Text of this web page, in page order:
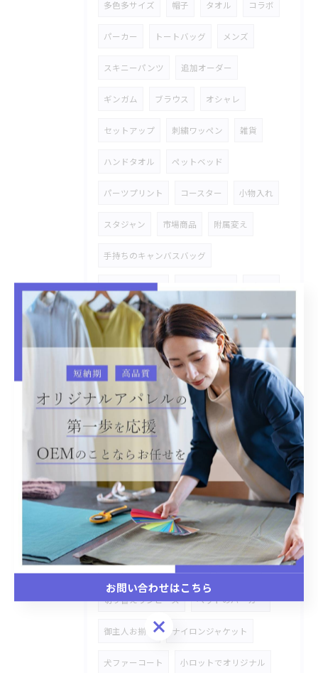
多色多サイズ 帽子 タオル コラボ
パーカー トートバッグ メンズ
スキニーパンツ 追加オーダー
ギンガム ブラウス オシャレ
セットアップ 刺繍ワッペン 雑貨
ハンドタオル ペットベッド
パーツプリント コースター 小物入れ
スタジャン 市場商品 附属変え
手持ちのキャンバスバッグ
オリジナル商品
加工物 シャツ オリジナルOEM
レース ステッチワーク 雑貨商品
ハトロン紙 ストレッチデニム
デニムセットアップ バックプリント
リラックス CAP
デニム素材 OEM生産
オリジナルOEM生産 犬、猫ベット
Gジャン 市場商品カスタマイズ
切り替えシャツ、セーター あり生地
切り替えワンピース ペットのパーカー
御主人お揃い ナイロンジャケット
犬ファーコート 小ロットでオリジナル
お問い合わせはこちら
お問い合わせはこちら